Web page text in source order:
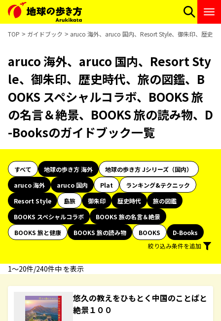
TOP ガイドブック aruco 海外、aruco 国内、Resort Style、御朱印、歴史
aruco 海外、aruco 国内、Resort Sty
le、御朱印、歴史時代、旅の図鑑、B
OOKS スペシャルコラボ、BOOKS 旅
の名言＆絶景、BOOKS 旅の読み物、D
-Booksのガイドブック一覧
すべて 地球の歩き方 海外
地球の歩き方 Jシリーズ（国内）
aruco 海外
aruco 国内 Plat
ランキング&テクニック
Resort Style
島旅 御朱印 歴史時代
旅の図鑑
BOOKS スペシャルコラボ
BOOKS 旅の名言＆絶景
BOOKS 旅と健康
BOOKS 旅の読み物 BOOKS
D-Books
絞り込み条件を追加
1〜20件/240件中 を表示
悠久の教えをひもとく中国のことばと
絶景１００